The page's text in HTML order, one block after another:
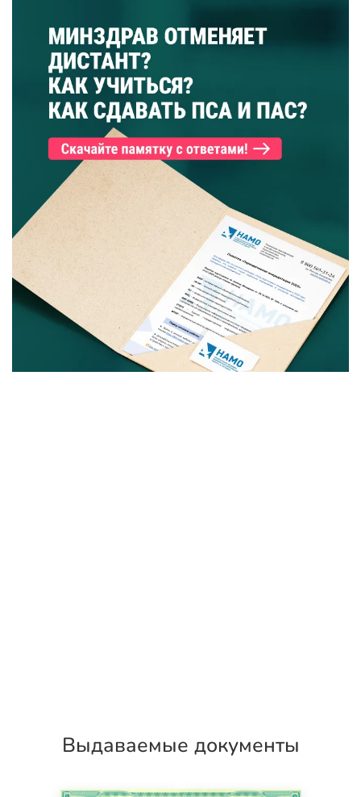
Выдаваемые документы